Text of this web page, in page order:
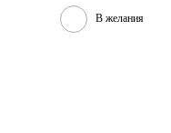
В желания